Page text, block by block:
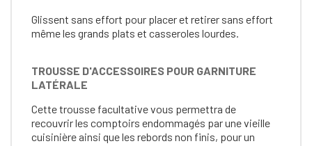
Glissent sans effort pour placer et retirer sans effort
même les grands plats et casseroles lourdes.
TROUSSE D'ACCESSOIRES POUR GARNITURE
LATÉRALE
Cette trousse facultative vous permettra de
recouvrir les comptoirs endommagés par une vieille
cuisinière ainsi que les rebords non finis, pour un